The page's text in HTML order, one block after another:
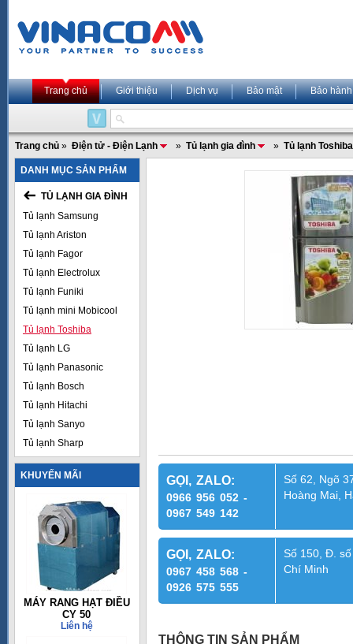
Trang chủ Giới thiệu Dịch vụ Bảo mật Bảo hành
Trang chủ » Điện tử - Điện Lạnh » Tủ lạnh gia đình » Tủ lạnh Toshiba
DANH MỤC SẢN PHẨM
TỦ LẠNH GIA ĐÌNH
Tủ lạnh Samsung
Tủ lạnh Ariston
Tủ lạnh Fagor
Tủ lạnh Electrolux
Tủ lạnh Funiki
Tủ lạnh mini Mobicool
Tủ lạnh Toshiba
Tủ lạnh LG
Tủ lạnh Panasonic
Tủ lạnh Bosch
Tủ lạnh Hitachi
Tủ lạnh Sanyo
Tủ lạnh Sharp
KHUYẾN MÃI
MÁY RANG HẠT ĐIỀU
CY 50
Liên hệ
GỌI, ZALO:
0966 956 052 -
0967 549 142
Số 62, Ngõ
Hoàng Mai,
GỌI, ZALO:
0967 458 568 -
0926 575 555
Số 150, Đ.
Chí Minh
THÔNG TIN SẢN PHẨM